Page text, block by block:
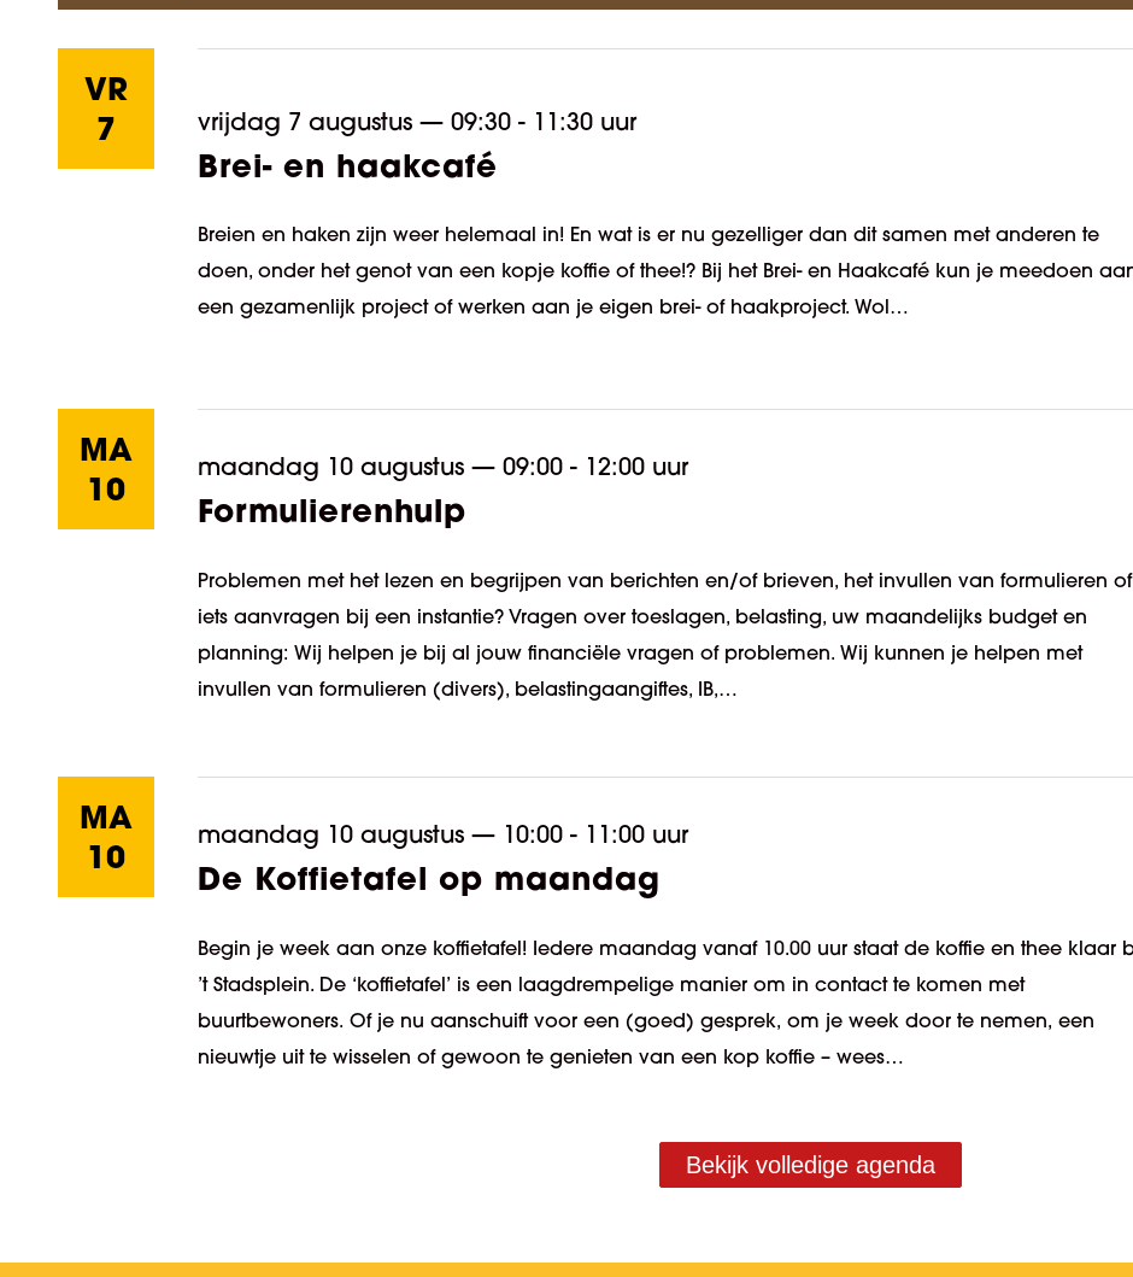
VR
7
vrijdag 7 augustus — 09:30 - 11:30 uur
Brei- en haakcafé
Breien en haken zijn weer helemaal in! En wat is er nu gezelliger dan dit samen met anderen te
doen, onder het genot van een kopje koffie of thee!? Bij het Brei- en Haakcafé kun je meedoen
een gezamenlijk project of werken aan je eigen brei- of haakproject. Wol…
MA
10
maandag 10 augustus — 09:00 - 12:00 uur
Formulierenhulp
Problemen met het lezen en begrijpen van berichten en/of brieven, het invullen van formulieren of
iets aanvragen bij een instantie? Vragen over toeslagen, belasting, uw maandelijks budget en
planning: Wij helpen je bij al jouw financiële vragen of problemen. Wij kunnen je helpen met
invullen van formulieren (divers), belastingaangiftes, IB,…
MA
10
maandag 10 augustus — 10:00 - 11:00 uur
De Koffietafel op maandag
Begin je week aan onze koffietafel! Iedere maandag vanaf 10.00 uur staat de koffie en thee klaar
’t Stadsplein. De ‘koffietafel’ is een laagdrempelige manier om in contact te komen met
buurtbewoners. Of je nu aanschuift voor een (goed) gesprek, om je week door te nemen, een
nieuwtje uit te wisselen of gewoon te genieten van een kop koffie – wees…
Bekijk volledige agenda